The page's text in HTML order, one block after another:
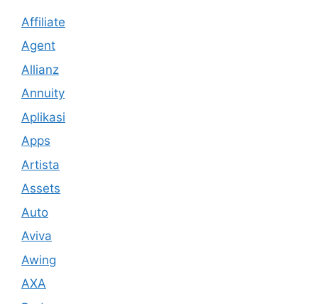
Affiliate
Agent
Allianz
Annuity
Aplikasi
Apps
Artista
Assets
Auto
Aviva
Awing
AXA